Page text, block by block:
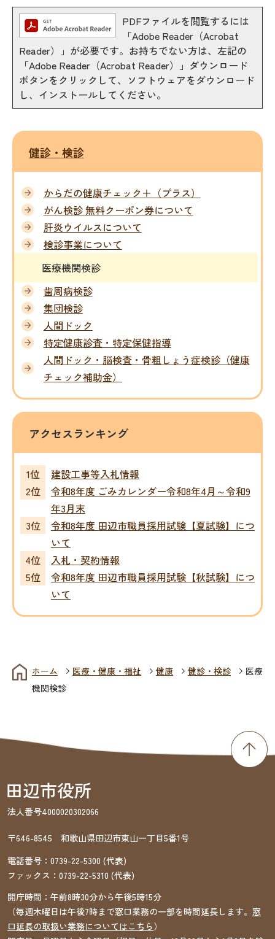
PDFファイルを閲覧するには
「Adobe Reader（Acrobat
Reader）」が必要です。お持ちでない方は、左記の
「Adobe Reader（Acrobat Reader）」ダウンロード
ボタンをクリックして、ソフトウェアをダウンロード
し、インストールしてください。
健診・検診
からだの健康チェック＋（プラス）
がん検診 無料クーポン券について
肝炎ウイルスについて
検診事業について
医療機関検診
歯周病検診
集団検診
人間ドック
特定健康診査・特定保健指導
人間ドック・脳検査・骨粗しょう症検診（健康
チェック補助金）
アクセスランキング
建設工事等入札情報
令和8年度 ごみカレンダー令和8年4月～令和9
年3月末
令和8年度 田辺市職員採用試験【夏試験】につ
いて
入札・契約情報
令和8年度 田辺市職員採用試験【秋試験】につ
いて
ホーム 医療・健康・福祉 健康 健診・検診
医療
機関検診
法人番号4000020302066
〒646-8545 和歌山県田辺市東山一丁目5番1号
電話番号： 0739-22-5300 (代表)
ファックス： 0739-22-5310 (代表)
開庁時間：午前8時30分から午後5時15分
（毎週木曜日は午後7時まで窓口業務の一部を時間延長します。 窓
口延長の取扱い業務についてはこちら）